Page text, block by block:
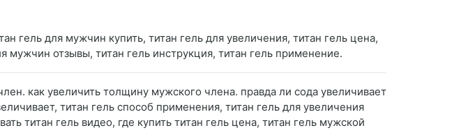
гель для мужчин купить, титан гель для увеличения, титан гель цена,
мужчин отзывы, титан гель инструкция, титан гель применение.
как увеличить толщину мужского члена. правда ли сода увеличивает
титан гель способ применения, титан гель для увеличения
титан гель видео, где купить титан гель цена, титан гель мужской